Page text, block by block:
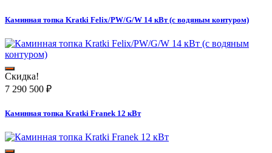
Каминная топка Kratki Felix/PW/G/W 14 кВт (с водяным контуром)
Скидка!
7 290 500 ₽
Каминная топка Kratki Franek 12 кВт